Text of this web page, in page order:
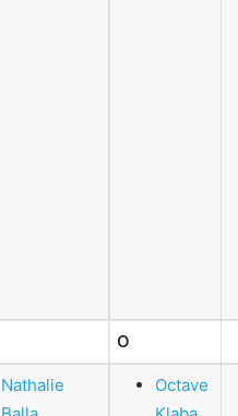
O
Nathalie
Octave